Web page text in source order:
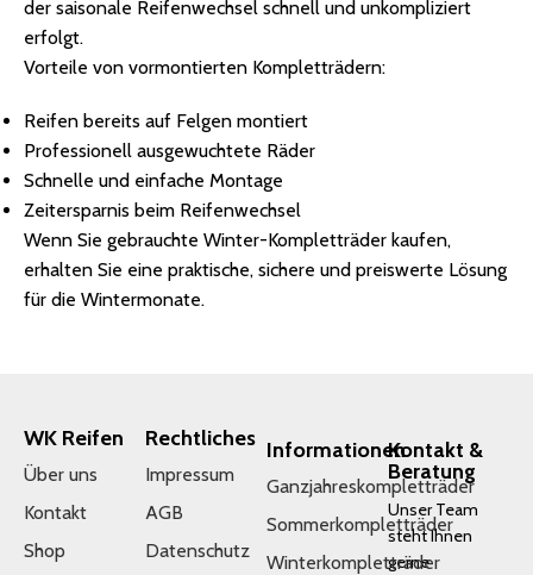
der saisonale Reifenwechsel schnell und unkompliziert
erfolgt.
Vorteile von vormontierten Kompletträdern:
Reifen bereits auf Felgen montiert
Professionell ausgewuchtete Räder
Schnelle und einfache Montage
Zeitersparnis beim Reifenwechsel
Wenn Sie gebrauchte Winter-Kompletträder kaufen,
erhalten Sie eine praktische, sichere und preiswerte Lösung
für die Wintermonate.
WK Reifen
Über uns
Kontakt
Shop
Rechtliches
Impressum
AGB
Datenschutz
Informationen
Ganzjahreskompletträder
Sommerkompletträder
Winterkompletträder
Kontakt &
Beratung
Unser Team
steht Ihnen
gerne